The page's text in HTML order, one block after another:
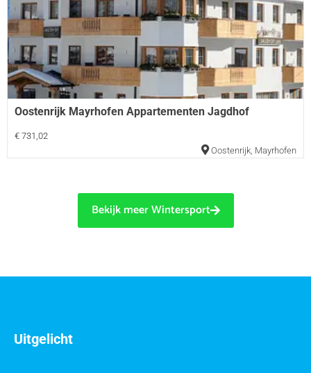
Oostenrijk Mayrhofen Appartementen Jagdhof
€ 731,02
Oostenrijk Mayrhofen
Bekijk meer Wintersport
Uitgelicht